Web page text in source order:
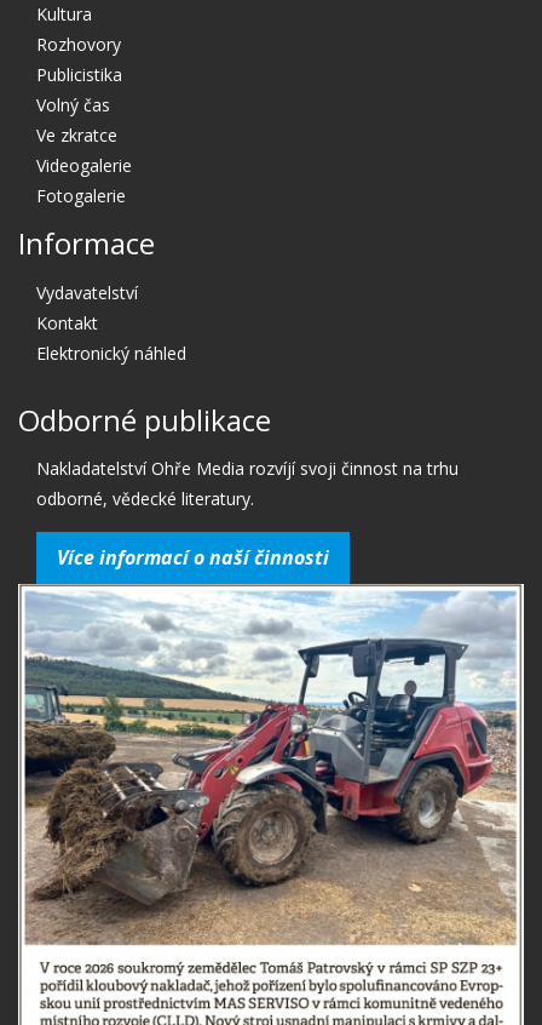
Kultura
Rozhovory
Publicistika
Volný čas
Ve zkratce
Videogalerie
Fotogalerie
Informace
Vydavatelství
Kontakt
Elektronický náhled
Odborné publikace
Nakladatelství Ohře Media rozvíjí svoji činnost na trhu
odborné, vědecké literatury.
Více informací o naší činnosti